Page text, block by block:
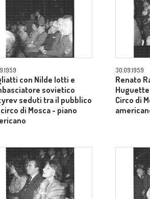
con Nilde Iotti e
sovietico
seduti tra il pubblico
di Mosca - piano
30.09.1959
Renato
Circo di